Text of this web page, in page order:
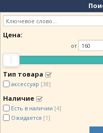
Цена:
от
Тип товара
аксессуар [38]
Наличие
Есть в наличии [4]
Ожидается [1]